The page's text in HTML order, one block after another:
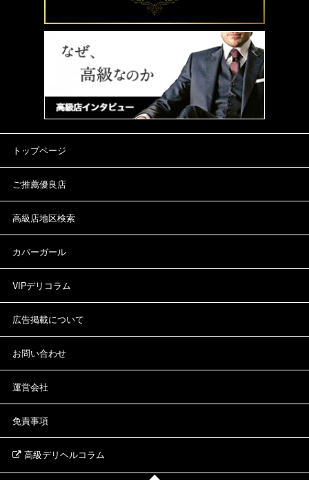
トップページ
ご推薦優良店
高級店地区検索
カバーガール
VIPデリコラム
広告掲載について
お問い合わせ
運営会社
免責事項
高級デリヘルコラム